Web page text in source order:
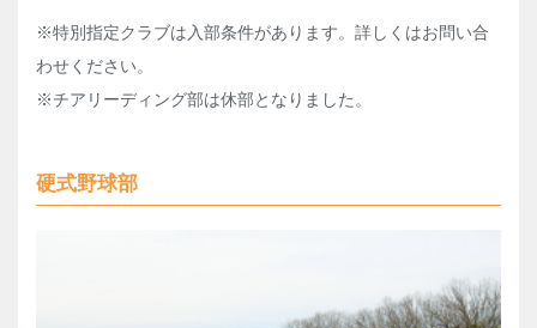
※特別指定クラブは入部条件があります。詳しくはお問い合
わせください。
※チアリーディング部は休部となりました。
硬式野球部